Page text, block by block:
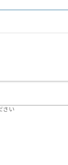
さい